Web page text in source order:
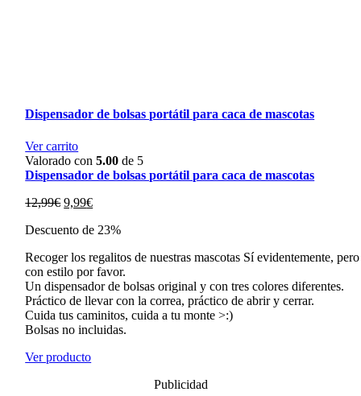
Dispensador de bolsas portátil para caca de mascotas
Ver carrito
Valorado con5.00 de 5
Dispensador de bolsas portátil para caca de mascotas
12,99€ El
original
12,99€.
9,99€El
actual
9,99€.
Descuento de 23%
Recoger los regalitos de nuestras mascotas Sí evidentemente, pero
con estilo por favor.
Un dispensador de bolsas original y con tres colores diferentes.
Práctico de llevar con la correa, práctico de abrir y cerrar.
Cuida tus caminitos, cuida a tu monte >:)
Bolsas no incluidas.
Ver producto
Publicidad